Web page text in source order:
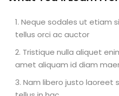
de Egressos
| Sophia
Neque sodales ut etiam
tellus orci ac auctor
Tristique nulla aliquet
amet aliquam id diam
Nam libero justo laoreet